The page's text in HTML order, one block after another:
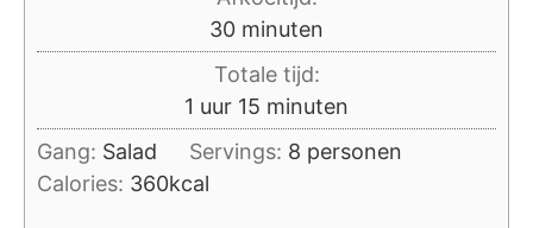
30minuten
minuten
Totale tijd:
1 uur
uur 15 minuten
minuten
Gang: Salad Servings: 8 personen
Calories: 360kcal